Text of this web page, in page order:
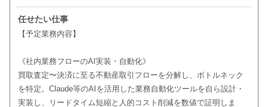
任せたい仕事
【予定業務内容】
《社内業務フローのAI実装・自動化》
買取査定〜決済に至る不動産取引フローを分解し、ボトルネック
を特定。Claude等のAIを活用した業務自動化ツールを自ら設計・
実装し、リードタイム短縮と人的コスト削減を数値で証明しま